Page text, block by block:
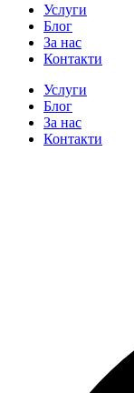
Услуги
Блог
За нас
Контакти
Услуги
Блог
За нас
Контакти